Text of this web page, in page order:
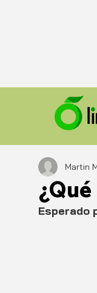
Martin
Esperado